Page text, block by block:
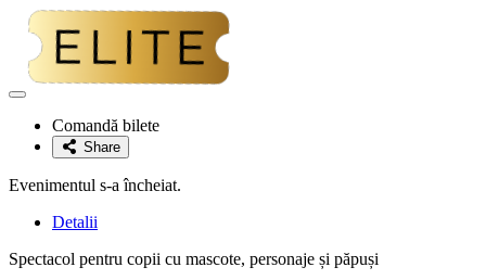
Adaugă
favoriteComandă bilete
Share
Evenimentul s-a încheiat.
Detalii
Spectacol pentru copii cu mascote, personaje și păpuși